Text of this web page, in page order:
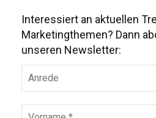
Interessiert an aktuellen
Marketingthemen? Dann
unseren Newsletter: